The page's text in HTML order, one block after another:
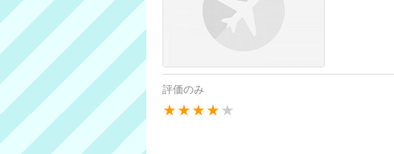
評価のみ
★★★★ ★